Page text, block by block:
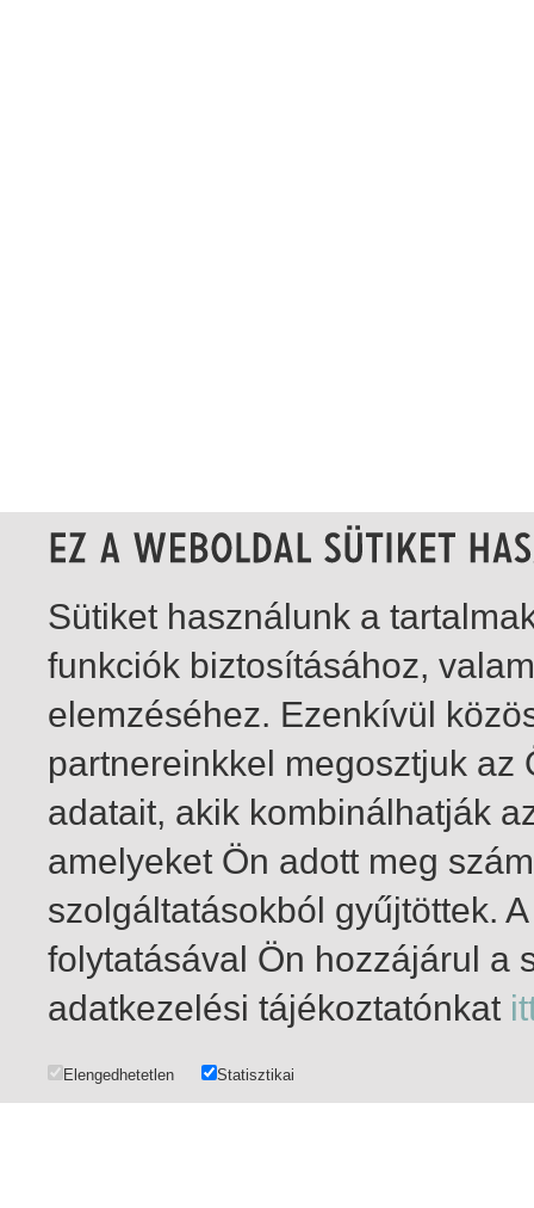
1-20 / összesen 261 találat
Sütiket használunk a
funkciók biztosításához,
elemzéséhez. Ezenkívül
partnereinkkel megosztjuk
adatait, akik kombinálhatják
amelyeket Ön adott meg
szolgáltatásokból gyűjtöttek.
folytatásával Ön hozzájárul a
adatkezelési tájékoztatónkat
Elengedhetetlen Statisztikai